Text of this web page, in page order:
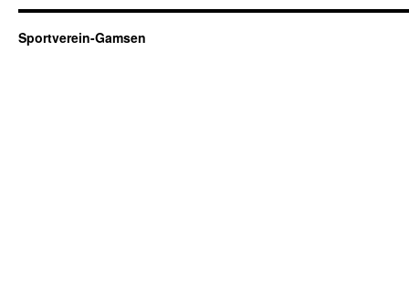
Sportverein-Gamsen